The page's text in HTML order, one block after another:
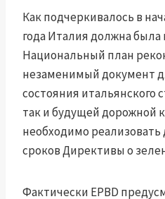
Как подчеркивалось в
года Италия должна была
Национальный план
незаменимый документ
состояния итальянского
так и будущей дорожной
необходимо
сроков Директивы о
Фактически EPBD